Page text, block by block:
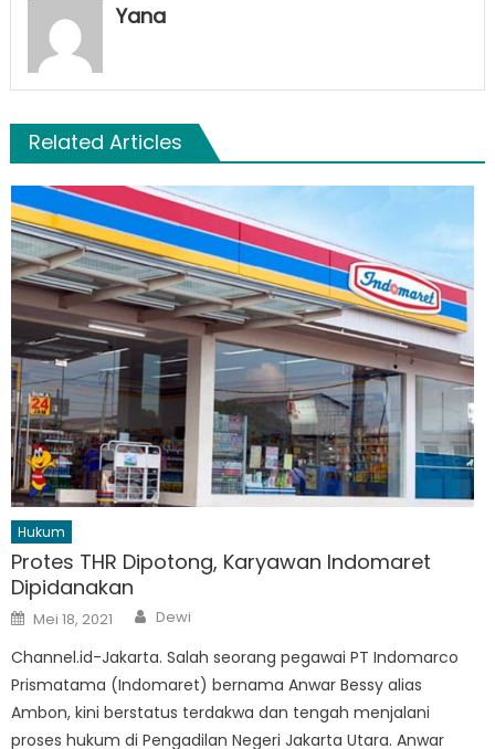
Yana
Related Articles
Hukum
Protes THR Dipotong, Karyawan Indomaret
Dipidanakan
Posted
on
Mei 18, 2021 Author
Dewi
Channel.id-Jakarta. Salah seorang pegawai PT Indomarco
Prismatama (Indomaret) bernama Anwar Bessy alias
Ambon, kini berstatus terdakwa dan tengah menjalani
proses hukum di Pengadilan Negeri Jakarta Utara. Anwar